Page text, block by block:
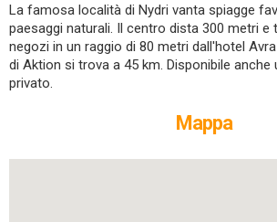
La famosa località di Nydri vanta spiagge
paesaggi naturali. Il centro dista 300 metri e
negozi in un raggio di 80 metri dall'hotel
di Aktion si trova a 45 km. Disponibile anche
privato.
Mappa